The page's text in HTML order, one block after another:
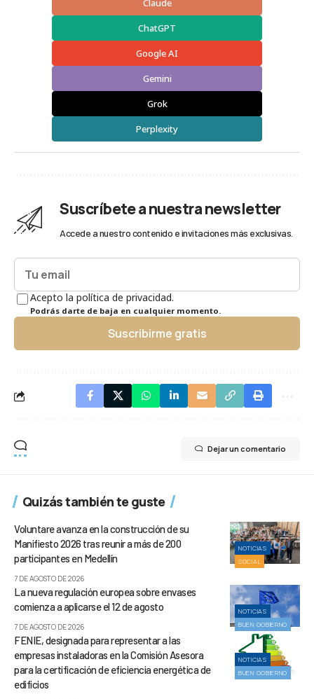
Claude
ChatGPT
Google AI
Gemini
Grok
Perplexity
Suscríbete a nuestra newsletter
Accede a nuestro contenido e invitaciones más exclusivas.
Acepto la política de privacidad.
Podrás darte de baja en cualquier momento.
Suscribirme gratis
Dejar un comentario
Quizás también te guste
NOTICIAS
SOCIAL
Voluntare avanza en la construcción de su
Manifiesto 2026 tras reunir a más de 200
participantes en Medellín
7 DE AGOSTO DE 2026
NOTICIAS
BUEN GOBIERNO
La nueva regulación europea sobre envases
comienza a aplicarse el 12 de agosto
7 DE AGOSTO DE 2026
NOTICIAS
BUEN GOBIERNO
FENIE, designada para representar a las
empresas instaladoras en la Comisión Asesora
para la certificación de eficiencia energética de
edificios